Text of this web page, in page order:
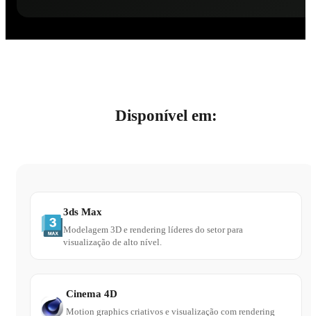
Disponível em:
3ds Max
Modelagem 3D e rendering líderes do setor para
visualização de alto nível.
Cinema 4D
Motion graphics criativos e visualização com rendering